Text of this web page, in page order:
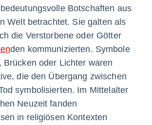
Botschaften aus
Welt betrachtet. Sie galten als
die Verstorbene oder Götter
den kommunizierten. Symbole
Brücken oder Lichter waren
die den Übergang zwischen
symbolisierten. Im Mittelalter
Neuzeit fanden
in religiösen Kontexten